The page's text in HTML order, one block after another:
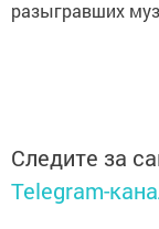
разыгравших
Следите за
Telegram-